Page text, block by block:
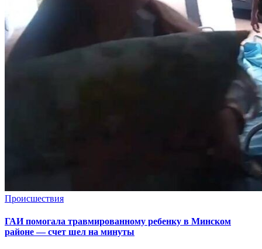
Происшествия
ГАИ помогала травмированному ребенку в Минском
районе — счет шел на минуты